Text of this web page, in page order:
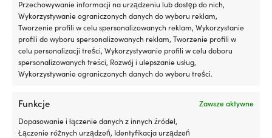
Przechowywanie informacji na urządzeniu lub dostęp do nich,
Wykorzystywanie ograniczonych danych do wyboru reklam,
Tworzenie profili w celu spersonalizowanych reklam, Wykorzystanie
profili do wyboru spersonalizowanych reklam, Tworzenie profili w
celu personalizacji treści, Wykorzystywanie profili w celu doboru
spersonalizowanych treści, Rozwój i ulepszanie usług,
Wykorzystywanie ograniczonych danych do wyboru treści.
Funkcje
Zawsze aktywne
Dopasowanie i łączenie danych z innych źródeł,
Łączenie różnych urządzeń, Identyfikacja urządzeń
17,38€
VAT wlicz.
ZAMÓWIONY)
18,30€
VAT wlicz.
ZAMÓWIONY)